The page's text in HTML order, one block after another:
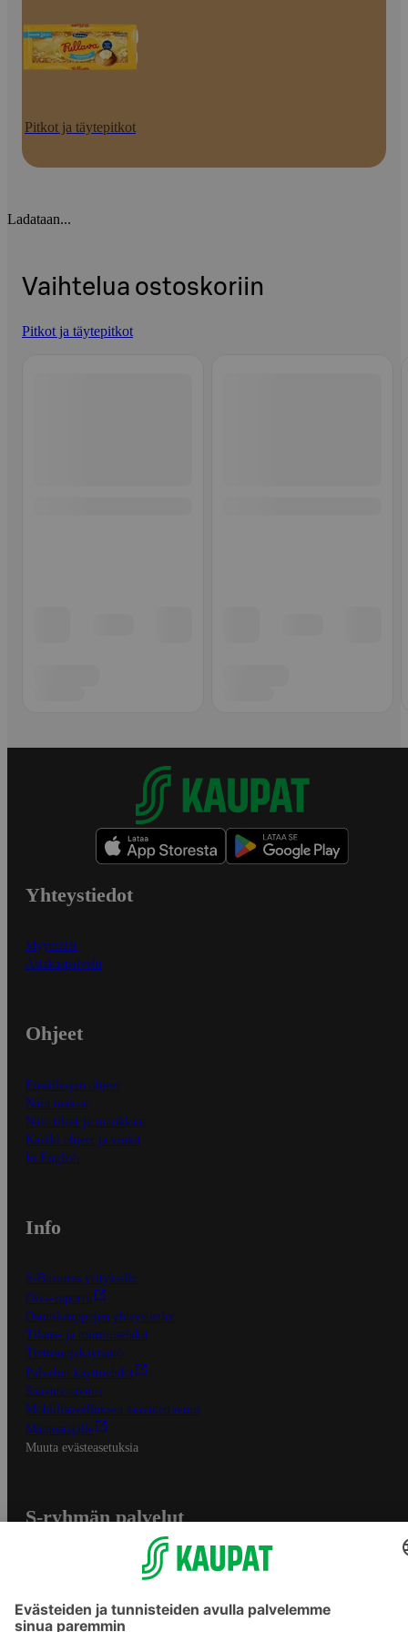
Pitkot ja täytepitkot
Ladataan...
Vaihtelua ostoskoriin
Pitkot ja täytepitkot
Yhteystiedot
Myymälät
Asiakaspalvelu
Ohjeet
Ensitilaajan ohjeet
Näin maksat
Näin tilaat ja muokkaat
Kaikki ohjeet ja vinkit
In English
Info
S-Business yrityksille
Oiva-raportit
Osuuskauppojen yhteystiedot
Tilaus- ja toimitusehdot
Tietosuojakäytäntö
Palvelun käyttöehdot
Saavutettavuus
Mobiilisovelluksen saavutettavuus
Mainostajalle
Muuta evästeasetuksia
S-ryhmän palvelut
Yhteishyvä Ruoka -sovellus